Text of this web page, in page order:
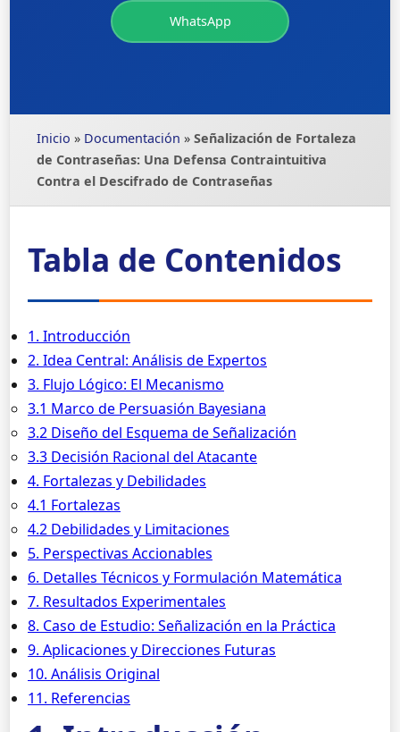
WhatsApp
Inicio » Documentación » Señalización de Fortaleza
de Contraseñas: Una Defensa Contraintuitiva
Contra el Descifrado de Contraseñas
Tabla de Contenidos
1. Introducción
2. Idea Central: Análisis de Expertos
3. Flujo Lógico: El Mecanismo
3.1 Marco de Persuasión Bayesiana
3.2 Diseño del Esquema de Señalización
3.3 Decisión Racional del Atacante
4. Fortalezas y Debilidades
4.1 Fortalezas
4.2 Debilidades y Limitaciones
5. Perspectivas Accionables
6. Detalles Técnicos y Formulación Matemática
7. Resultados Experimentales
8. Caso de Estudio: Señalización en la Práctica
9. Aplicaciones y Direcciones Futuras
10. Análisis Original
11. Referencias